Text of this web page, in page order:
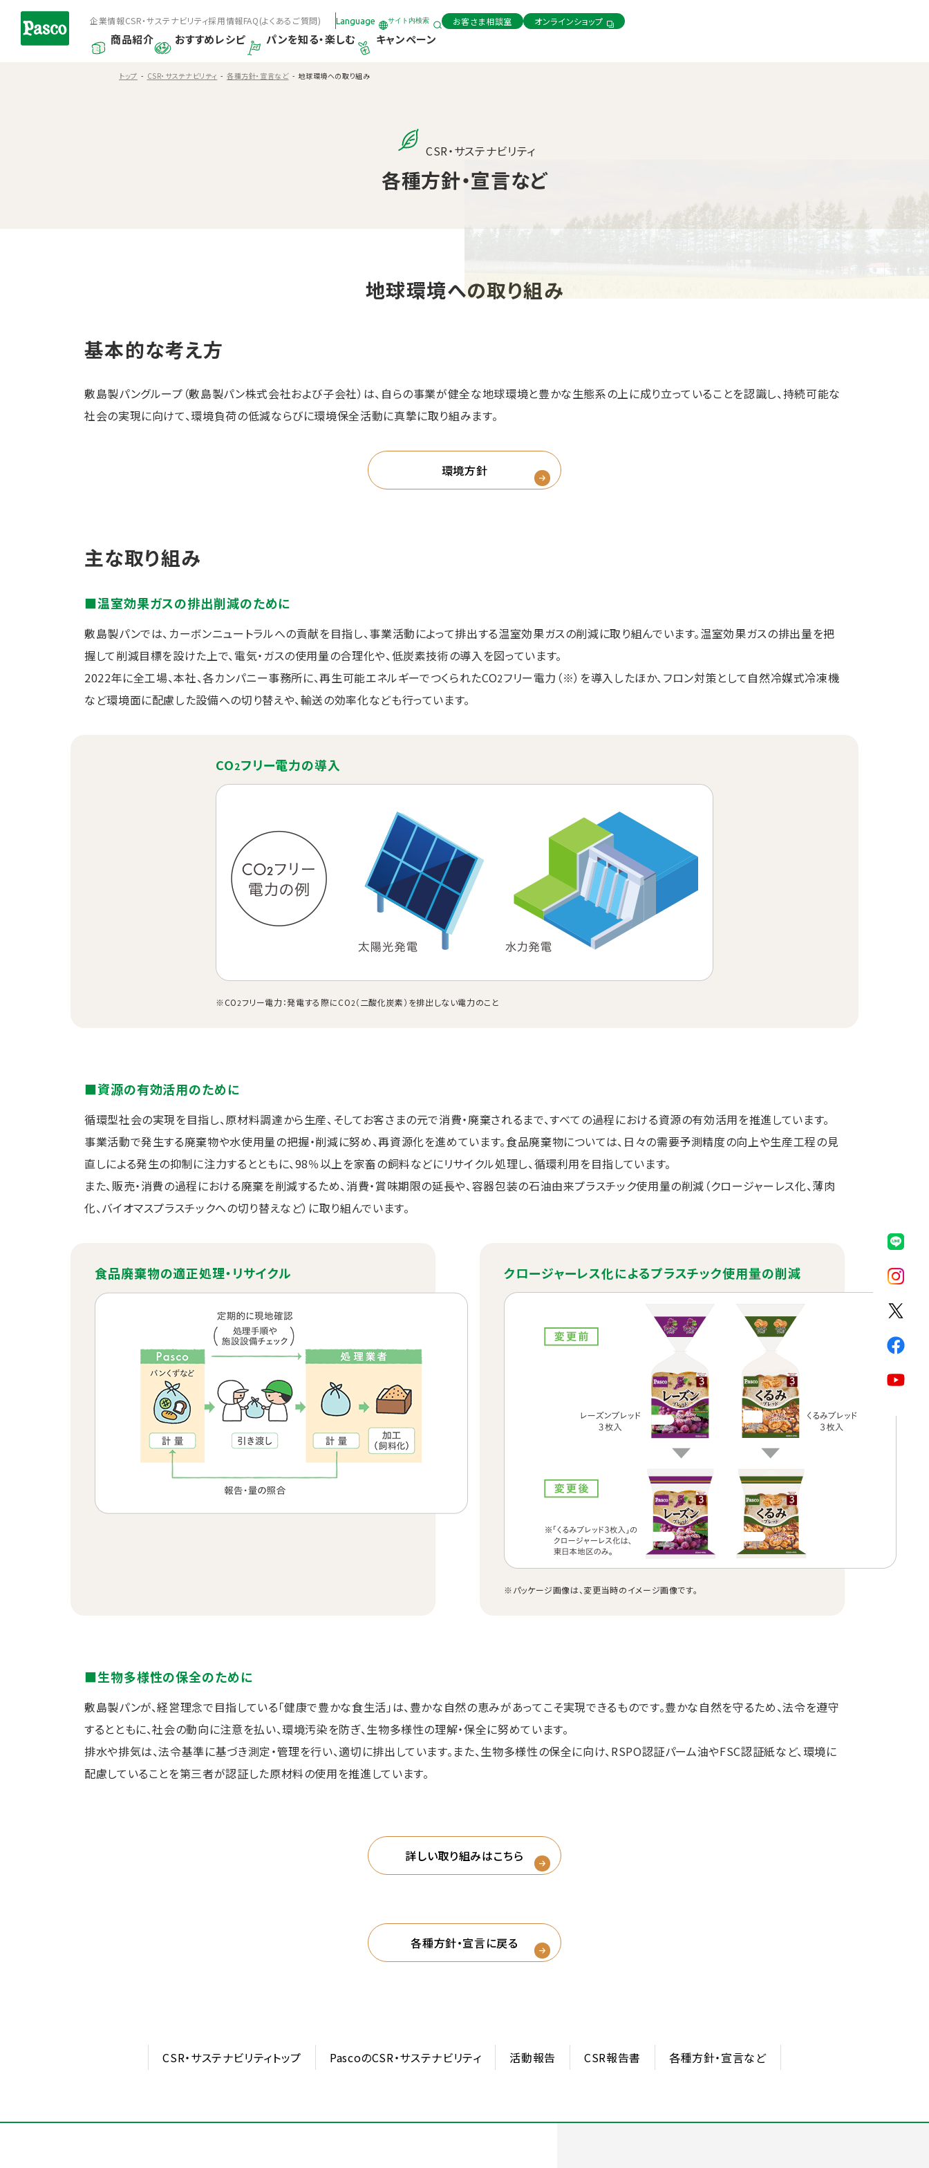
商品紹介 おすすめレシピ パンを知る・楽しむ キャンペーン
サイト内検索
Language
企業情報CSR・サステナビリティ採用情報FAQ(よくあるご質問) お客さま相談室 オンラインショップ
トップ CSR・サステナビリティ 各種方針・宣言など 地球環境への取り組み
CSR・サステナビリティ
各種方針・宣言など
地球環境への取り組み
基本的な考え方
敷島製パングループ（敷島製パン株式会社および子会社）は、⾃らの事業が健全な地球環境と豊かな生態系の上に成り⽴っていることを認識し、持続可能な
社会の実現に向けて、環境負荷の低減ならびに環境保全活動に真摯に取り組みます。
環境方針
主な取り組み
■温室効果ガスの排出削減のために
敷島製パンでは、カーボンニュートラルへの貢献を目指し、事業活動によって排出する温室効果ガスの削減に取り組んでいます。温室効果ガスの排出量を把
握して削減目標を設けた上で、電気・ガスの使用量の合理化や、低炭素技術の導入を図っています。
2022年に全工場、本社、各カンパニー事務所に、再生可能エネルギーでつくられたCO2フリー電力（※）を導入したほか、フロン対策として自然冷媒式冷凍機
など環境面に配慮した設備への切り替えや、輸送の効率化なども行っています。
CO2フリー電力の導入
※CO2フリー電力：発電する際にCO2（二酸化炭素）を排出しない電力のこと
■資源の有効活用のために
循環型社会の実現を目指し、原材料調達から生産、そしてお客さまの元で消費・廃棄されるまで、すべての過程における資源の有効活用を推進しています。
事業活動で発生する廃棄物や水使用量の把握・削減に努め、再資源化を進めています。食品廃棄物については、日々の需要予測精度の向上や生産工程の見
直しによる発生の抑制に注力するとともに、98％以上を家畜の飼料などにリサイクル処理し、循環利用を目指しています。
また、販売・消費の過程における廃棄を削減するため、消費・賞味期限の延長や、容器包装の石油由来プラスチック使用量の削減（クロージャーレス化、薄肉
化、バイオマスプラスチックへの切り替えなど）に取り組んでいます。
食品廃棄物の適正処理・リサイクル クロージャーレス化によるプラスチック使用量の削減
※パッケージ画像は、変更当時のイメージ画像です。
■生物多様性の保全のために
敷島製パンが、経営理念で目指している「健康で豊かな食生活」は、豊かな自然の恵みがあってこそ実現できるものです。豊かな自然を守るため、法令を遵守
するとともに、社会の動向に注意を払い、環境汚染を防ぎ、生物多様性の理解・保全に努めています。
排水や排気は、法令基準に基づき測定・管理を行い、適切に排出しています。また、生物多様性の保全に向け、RSPO認証パーム油やFSC認証紙など、環境に
配慮していることを第三者が認証した原材料の使用を推進しています。
詳しい取り組みはこちら
各種方針・宣言に戻る
CSR・サステナビリティトップ PascoのCSR・サステナビリティ 活動報告 CSR報告書 各種方針・宣言など